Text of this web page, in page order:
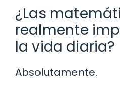
¿Las
realmente
la vida diaria?
Absolutamente.